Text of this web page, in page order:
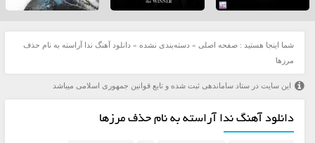
شما اینجا هستید : صفحه اصلی » دسته‌بندی نشده » دانلود آهنگ ندا آراسته به نام حذف
مرزها
این سایت در ستاد ساماندهی ثبت شده و تابع قوانین جمهوری اسلامی میباشد
دانلود آهنگ ندا آراسته به نام حذف مرزها